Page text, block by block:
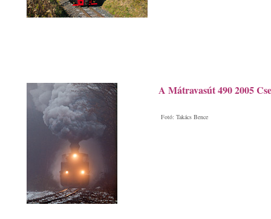
A Mátravasút 490 2005
Fotó: Takács Bence